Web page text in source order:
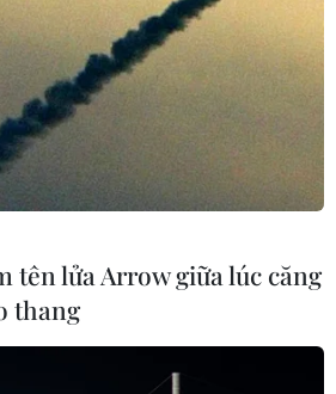
tên lửa Arrow giữa lúc căng
thang